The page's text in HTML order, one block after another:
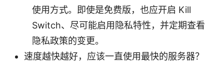
使用方式。即使是免费版，也应开启 Kill
Switch、尽可能启用隐私特性，并定期查看
隐私政策的变更。
速度越快越好，应该一直使用最快的服务器？